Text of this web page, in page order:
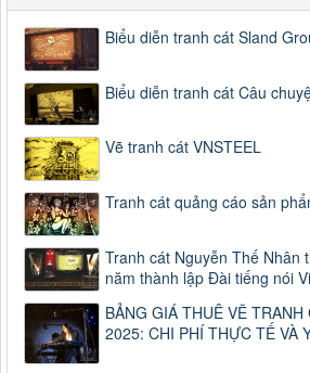
Biểu diễn tranh cát Sland
Biểu diễn tranh cát Câu
Vẽ tranh cát VNSTEEL
Tranh cát quảng cáo sản
Tranh cát Nguyễn Thế Nhân
năm thành lập Đài tiếng nói
BẢNG GIÁ THUÊ VẼ
2025: CHI PHÍ THỰC TẾ VÀ